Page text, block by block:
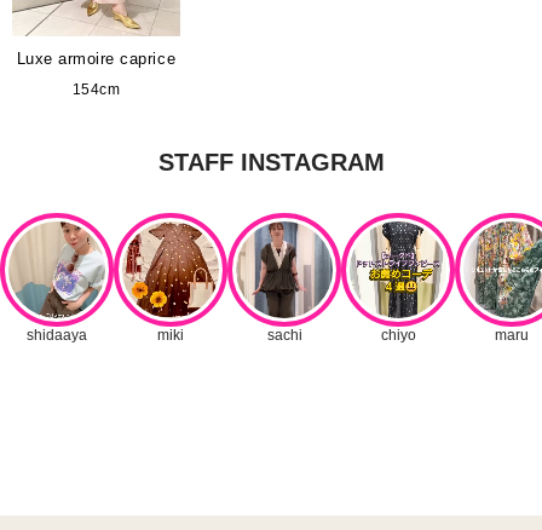
Luxe armoire caprice
154cm